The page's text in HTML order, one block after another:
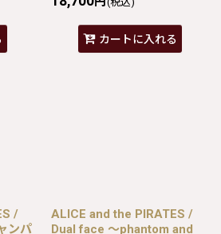
カートに入れる
/
ンパ
ALICE and the PIRATES /
Dual face 〜phantom and